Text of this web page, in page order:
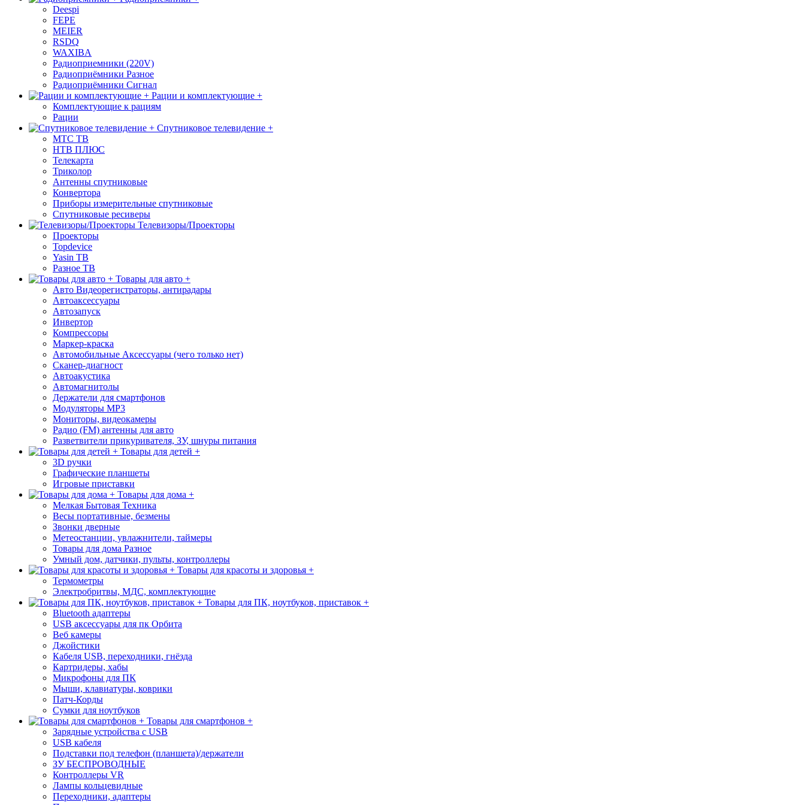
Deespi
FEPE
MEIER
RSDQ
WAXIBA
Радиоприемники (220V)
Радиоприёмники Разное
Радиоприёмники Сигнал
Рации и комплектующие +
Комплектующие к рациям
Рации
Спутниковое телевидение +
МТС ТВ
НТВ ПЛЮС
Телекарта
Триколор
Антенны спутниковые
Конвертора
Приборы измерительные спутниковые
Спутниковые ресиверы
Телевизоры/Проекторы
Проекторы
Topdevice
Yasin ТВ
Разное ТВ
Товары для авто +
Авто Видеорегистраторы, антирадары
Автоаксессуары
Автозапуск
Инвертор
Компрессоры
Маркер-краска
Автомобильные Аксессуары (чего только нет)
Сканер-диагност
Автоакустика
Автомагнитолы
Держатели для смартфонов
Модуляторы МР3
Мониторы, видеокамеры
Радио (FM) антенны для авто
Разветвители прикуривателя, ЗУ, шнуры питания
Товары для детей +
3D ручки
Графические планшеты
Игровые приставки
Товары для дома +
Мелкая Бытовая Техника
Весы портативные, безмены
Звонки дверные
Метеостанции, увлажнители, таймеры
Товары для дома Разное
Умный дом, датчики, пульты, контроллеры
Товары для красоты и здоровья +
Термометры
Электробритвы, МДС, комплектующие
Товары для ПК, ноутбуков, приставок +
Bluetooth адаптеры
USB аксессуары для пк Орбита
Веб камеры
Джойстики
Кабеля USB, переходники, гнёзда
Картридеры, хабы
Микрофоны для ПК
Мыши, клавиатуры, коврики
Патч-Корды
Сумки для ноутбуков
Товары для смартфонов +
Зарядные устройства с USB
USB кабеля
Подставки под телефон (планшета)/держатели
ЗУ БЕСПРОВОДНЫЕ
Контроллеры VR
Лампы кольцевидные
Переходники, адаптеры